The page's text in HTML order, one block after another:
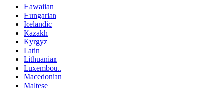
Hawaiian
Hungarian
Icelandic
Kazakh
Kyrgyz
Latin
Lithuanian
Luxembou..
Macedonian
Maltese